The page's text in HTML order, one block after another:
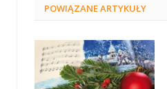
POWIĄZANEARTYKUŁY